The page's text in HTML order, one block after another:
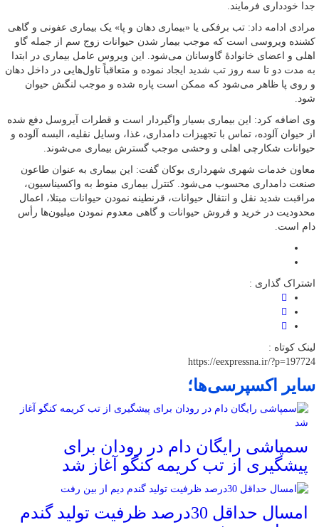
جدا خودداری فرمایند.
مرادی ادامه داد: تب برفکی یا «بیماری دهان و پا» یک بیماری عفونی و گاهی
کشنده ویروسی است که موجب بیمار شدن حیوانات زوج سم از جمله گاو
اهلی و اعضای خانوادهٔ گاوسانان می‌شود. این ویروس عامل بیماری در ابتدا
به مدت دو تا سه روز تب شدید ایجاد نموده و متعاقباً تاول‌هایی در داخل دهان
و روی پا ظاهر می‌شود که ممکن است پاره شده و موجب لنگش حیوان
شود.
وی اضافه کرد: این بیماری بسیار واگیردار است و قطرات
آیروسل دفع شده
از حیوان آلوده، تماس با تجهیزات دامداری، غذا، وسایل نقلیه، البسه آلوده و
حیوانات شکارچی اهلی و وحشی موجب گسترش بیماری می‌شوند.
معاون خدمات شهری شهرداری بوکان گفت: این بیماری به عنوان طاعون
صنعت دامداری محسوب می‌شود. کنترل بیماری منوط به واکسیناسیون،
مراقبت شدید نقل و انتقال حیوانات، قرنطینه نمودن حیوانات مبتلا، اعمال
محدودیت در خرید و فروش حیوانات و گاهی معدوم نمودن میلیون‌ها رأس
دام است.
اشتراک گذاری :
لینک کوتاه :
https://eexpressna.ir/?p=197724
سایر اکسپرسی‌ها؛
سمپاشی رایگان دام در رودان برای
پیشگیری از تب کریمه کنگو آغاز شد
امسال حداقل 30درصد ظرفیت تولید گندم